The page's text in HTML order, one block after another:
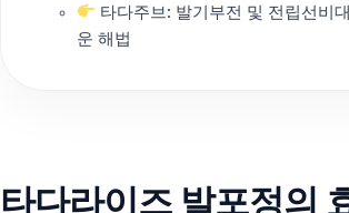
타다주브: 발기부전 및 전립선비
운 해법
타다라이즈 발포정의